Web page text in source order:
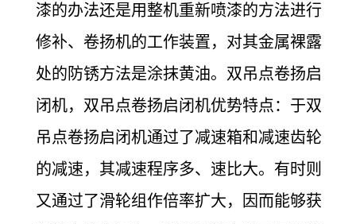
漆的办法还是用整机重新喷漆的方法进行
修补、卷扬机的工作装置，对其金属裸露
处的防锈方法是涂抹黄油。 双吊点卷扬启
闭机，双吊点卷扬启闭机优势特点：于双
吊点卷扬启闭机通过了减速箱和减速齿轮
的减速，其减速程序多、速比大。有时则
又通过了滑轮组作倍率扩大，因而能够获